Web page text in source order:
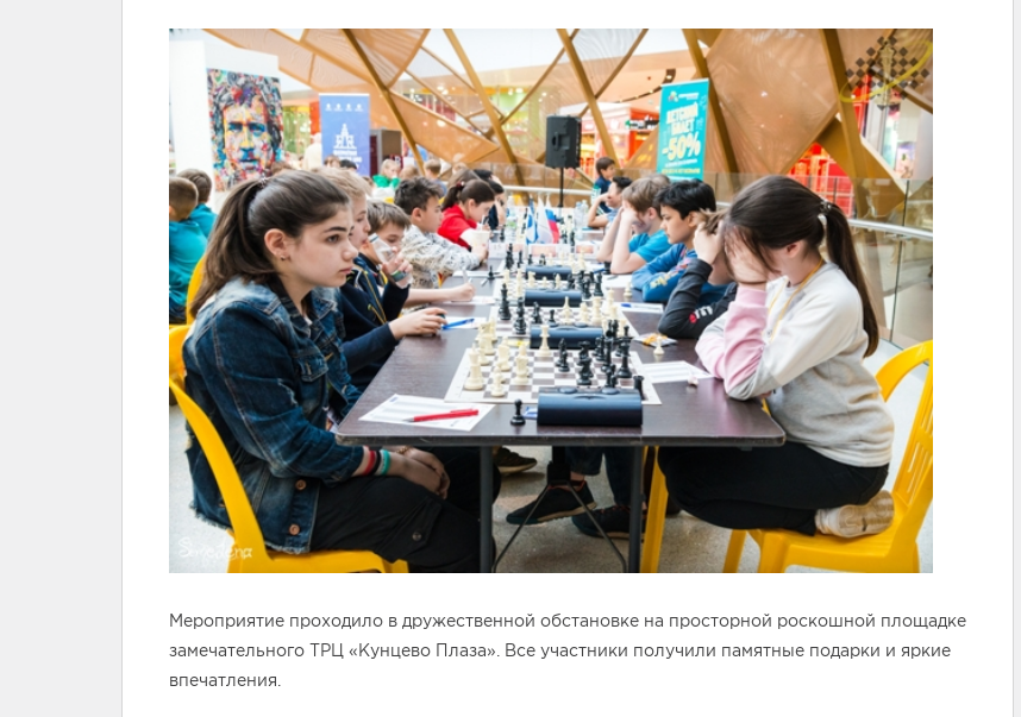
Мероприятие проходило в дружественной обстановке на просторной роскошной площадке
замечательного ТРЦ «Кунцево Плаза». Все участники получили памятные подарки и яркие
впечатления.